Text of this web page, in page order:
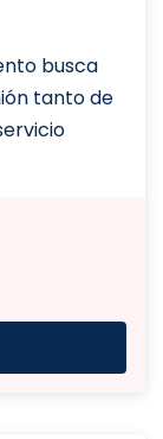
busca
tanto de